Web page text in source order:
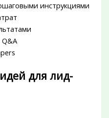
инструкциями
для лид-